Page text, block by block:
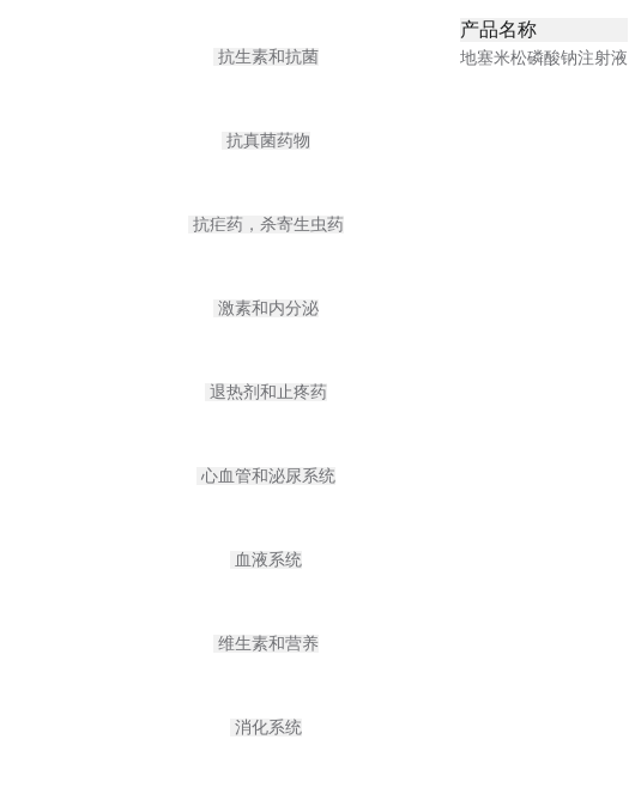
抗生素和抗菌
抗真菌药物
抗疟药，杀寄生虫药
激素和内分泌
退热剂和止疼药
心血管和泌尿系统
血液系统
维生素和营养
消化系统
产品名称
地塞米松磷酸钠注射液